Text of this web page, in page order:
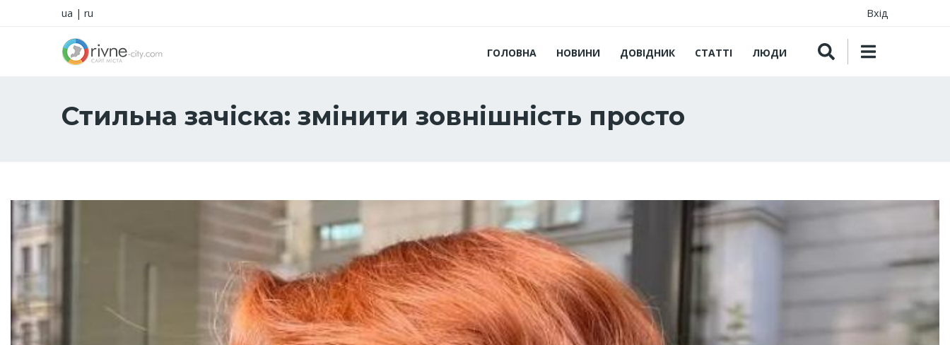
ua | ru Вхід
ГОЛОВНА НОВИНИ ДОВІДНИК СТАТТІ ЛЮДИ
Стильна зачіска: змінити зовнішність просто